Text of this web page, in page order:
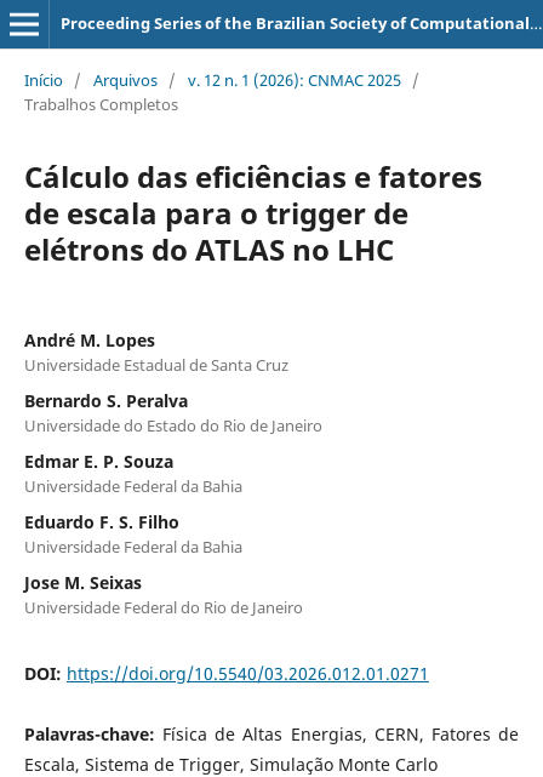
Proceeding Series of the Brazilian Society of Computational and Applied Mathematics
Início / Arquivos / v. 12 n. 1 (2026): CNMAC 2025 /
Trabalhos Completos
Cálculo das eficiências e fatores
de escala para o trigger de
elétrons do ATLAS no LHC
André M. Lopes
Universidade Estadual de Santa Cruz
Bernardo S. Peralva
Universidade do Estado do Rio de Janeiro
Edmar E. P. Souza
Universidade Federal da Bahia
Eduardo F. S. Filho
Universidade Federal da Bahia
Jose M. Seixas
Universidade Federal do Rio de Janeiro
DOI: https://doi.org/10.5540/03.2026.012.01.0271
Palavras-chave: Física de Altas Energias, CERN, Fatores de
Escala, Sistema de Trigger, Simulação Monte Carlo